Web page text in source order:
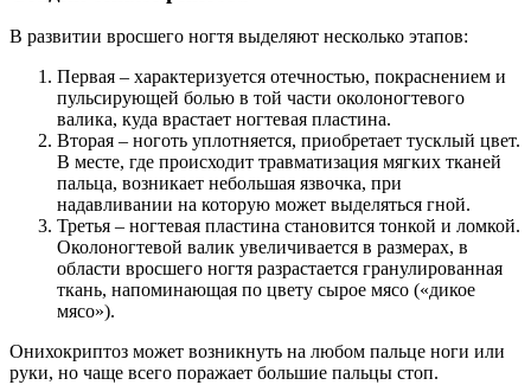
В развитии вросшего ногтя выделяют несколько этапов:
Первая – характеризуется отечностью, покраснением и
пульсирующей болью в той части околоногтевого
валика, куда врастает ногтевая пластина.
Вторая – ноготь уплотняется, приобретает тусклый цвет.
В месте, где происходит травматизация мягких тканей
пальца, возникает небольшая язвочка, при
надавливании на которую может выделяться гной.
Третья – ногтевая пластина становится тонкой и ломкой.
Околоногтевой валик увеличивается в размерах, в
области вросшего ногтя разрастается гранулированная
ткань, напоминающая по цвету сырое мясо («дикое
мясо»).
Онихокриптоз может возникнуть на любом пальце ноги или
руки, но чаще всего поражает большие пальцы стоп.